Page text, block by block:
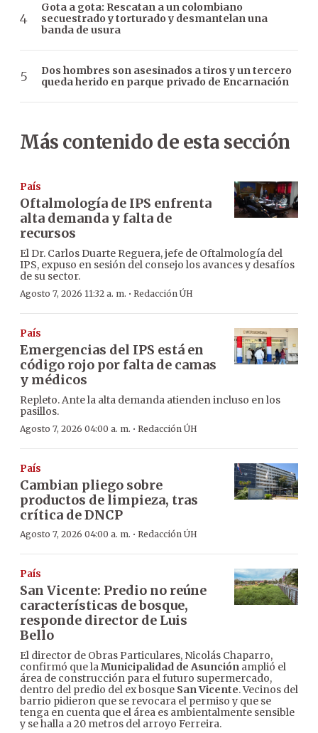
Gota a gota: Rescatan a un colombiano
secuestrado y torturado y desmantelan una
banda de usura
Dos hombres son asesinados a tiros y un tercero
queda herido en parque privado de Encarnación
Más contenido de esta sección
País
Oftalmología de IPS enfrenta
alta demanda y falta de
recursos
El Dr. Carlos Duarte Reguera, jefe de Oftalmología del
IPS, expuso en sesión del consejo los avances y desafíos
de su sector.
Agosto 7, 2026 11:32 a. m. · Redacción ÚH
País
Emergencias del IPS está en
código rojo por falta de camas
y médicos
Repleto. Ante la alta demanda atienden incluso en los
pasillos.
Agosto 7, 2026 04:00 a. m. · Redacción ÚH
País
Cambian pliego sobre
productos de limpieza, tras
crítica de DNCP
Agosto 7, 2026 04:00 a. m. · Redacción ÚH
País
San Vicente: Predio no reúne
características de bosque,
responde director de Luis
Bello
El director de Obras Particulares, Nicolás Chaparro,
confirmó que laMunicipalidad de Asunción amplió el
área de construcción para el futuro supermercado,
dentro del predio del ex bosque San Vicente. Vecinos del
barrio pidieron que se revocara el permiso y que se
tenga en cuenta que el área es ambientalmente sensible
y se halla a 20 metros del arroyo Ferreira.